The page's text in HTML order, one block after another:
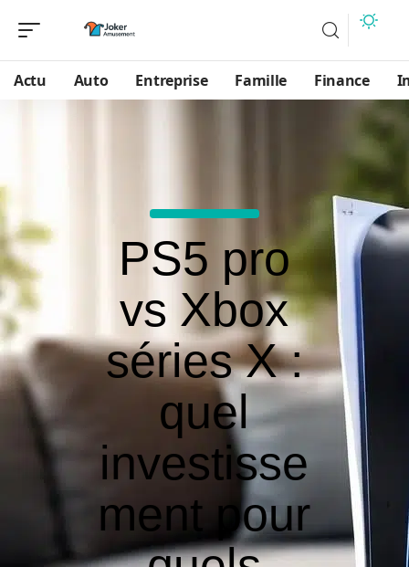
Actu Auto Entreprise Famille Finance
PS5 pro
vs Xbox
séries X :
quel
investisse
ment pour